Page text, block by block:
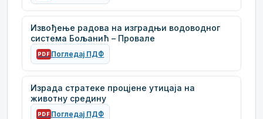
Извођење радова на изградњи водоводног
система Бољанић – Провале
PDF Погледај ПДФ
Израда стратеке процјене утицаја на
животну средину
PDF Погледај ПДФ